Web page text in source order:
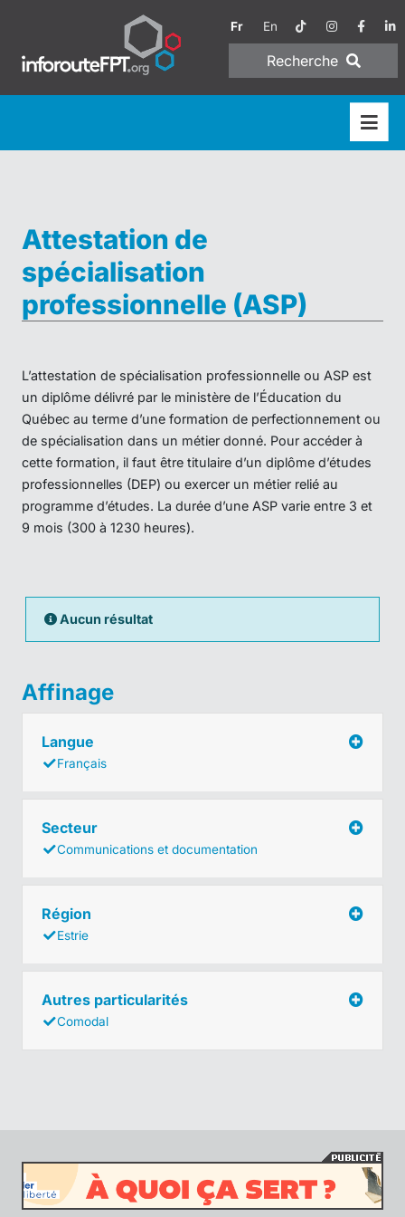
Fr En
Recherche
Attestation de
spécialisation
professionnelle (ASP)
L’attestation de spécialisation professionnelle ou ASP est
un diplôme délivré par le ministère de l’Éducation du
Québec au terme d’une formation de perfectionnement ou
de spécialisation dans un métier donné. Pour accéder à
cette formation, il faut être titulaire d’un diplôme d’études
professionnelles (DEP) ou exercer un métier relié au
programme d’études. La durée d’une ASP varie entre 3 et
9 mois (300 à 1230 heures).
Aucun résultat
Affinage
Langue
Français
Secteur
Communications et documentation
Région
Estrie
Autres particularités
Comodal